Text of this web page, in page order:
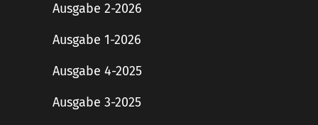
Ausgabe 2-2026
Ausgabe 1-2026
Ausgabe 4-2025
Ausgabe 3-2025